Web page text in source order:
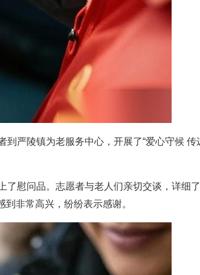
陵镇为老服务中心，开展了“爱心守候 传
慰问品。志愿者与老人们亲切交谈，详细
非常高兴，纷纷表示感谢。